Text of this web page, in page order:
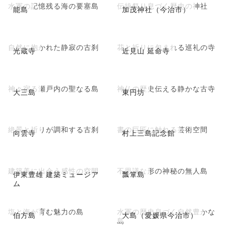
能島
水軍の記憶残る海の要塞島 加茂神社（今治市）
伝統祭り息づく歴史の神社
光蔵寺
自然に抱かれた静寂の古刹 近見山 延命寺
花と祈りに包まれる巡礼の寺
大三島
神々宿る瀬戸内の聖なる島 東円坊
神仏の歴史伝える静かな古寺
向雲寺
絶景と祈りが調和する古刹 村上三島記念館
書の巨匠に触れる芸術空間
伊東豊雄 建築ミュージア
ム
建築美に出会う感性の空間 瓢箪島
不思議な形の神秘の無人島
伯方島
塩と海が育む魅力の島 大島（愛媛県今治市）
水軍の歴史息づく自然豊かな
島